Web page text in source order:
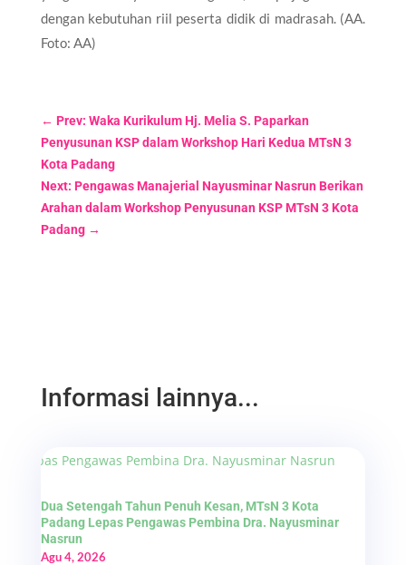
dengan kebutuhan riil peserta didik di madrasah. (AA.
Foto: AA)
← Prev: Waka Kurikulum Hj. Melia S. Paparkan
Penyusunan KSP dalam Workshop Hari Kedua MTsN 3
Kota Padang
Next: Pengawas Manajerial Nayusminar Nasrun Berikan
Arahan dalam Workshop Penyusunan KSP MTsN 3 Kota
Padang→
Informasi lainnya...
Dua Setengah Tahun Penuh Kesan, MTsN 3 Kota
Padang Lepas Pengawas Pembina Dra. Nayusminar
Nasrun
Agu 4, 2026